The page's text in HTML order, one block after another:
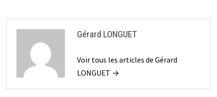
Gérard LONGUET
Voir tous les articles de Gérard
LONGUET →